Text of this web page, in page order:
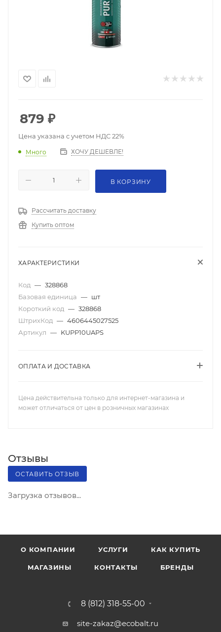
879 ₽
Цена указана с учетом НДС 22%
Много ХОЧУ ДЕШЕВЛЕ!
В КОРЗИНУ
Рассчитать доставку
Купить оптом
ХАРАКТЕРИСТИКИ
Код — 328868
Базовая единица — шт
Короткий код — 328868
ШтрихКод — 4606445027525
Артикул — KUPP10UAPS
ОПЛАТА И ДОСТАВКА
Цена действительна только для интернет-магазина и
может отличаться от цен в розничных магазинах
Отзывы
ОСТАВИТЬ ОТЗЫВ
Загрузка отзывов...
О КОМПАНИИ УСЛУГИ КАК КУПИТЬ
МАГАЗИНЫ КОНТАКТЫ БРЕНДЫ
8 (812) 318-55-00
site-zakaz@ecobalt.ru